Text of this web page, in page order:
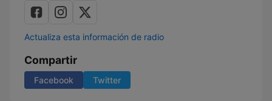
Actualiza esta información de radio
Compartir
Facebook Twitter